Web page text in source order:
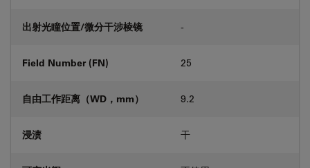
出射光瞳位置/微分干涉棱镜 -
Field Number (FN) 25
自由工作距离（WD，mm） 9.2
浸渍 干